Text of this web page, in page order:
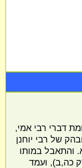
דברי רבי אמי,
של רבי יוחנן
והתאבל במותו
כה,ב), ועמד